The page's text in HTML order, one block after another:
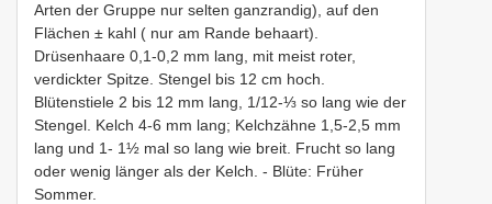
Arten der Gruppe nur selten ganzrandig), auf den
Flächen ± kahl ( nur am Rande behaart).
Drüsenhaare 0,1-0,2 mm lang, mit meist roter,
verdickter Spitze. Stengel bis 12 cm hoch.
Blütenstiele 2 bis 12 mm lang, 1/12-⅓ so lang wie der
Stengel. Kelch 4-6 mm lang; Kelchzähne 1,5-2,5 mm
lang und 1- 1½ mal so lang wie breit. Frucht so lang
oder wenig länger als der Kelch. - Blüte: Früher
Sommer.